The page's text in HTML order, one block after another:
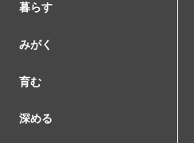
暮らす
みがく
育む
深める